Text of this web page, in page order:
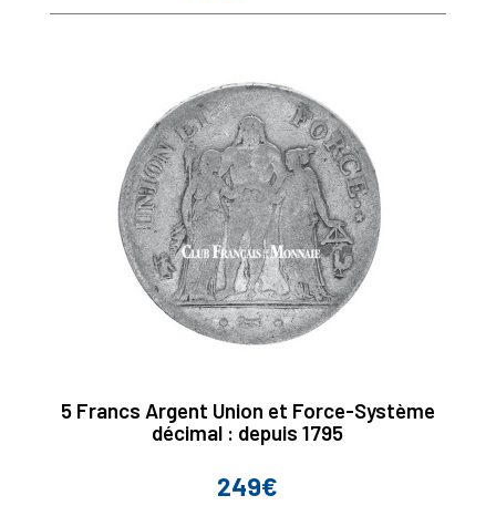
5 Francs Argent Union et Force-Système
décimal : depuis 1795
Prix
249€